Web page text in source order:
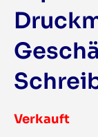
Verkauft